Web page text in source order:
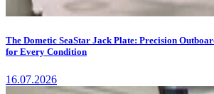
The Dometic SeaStar Jack Plate: Precision
for Every Condition
16.07.2026